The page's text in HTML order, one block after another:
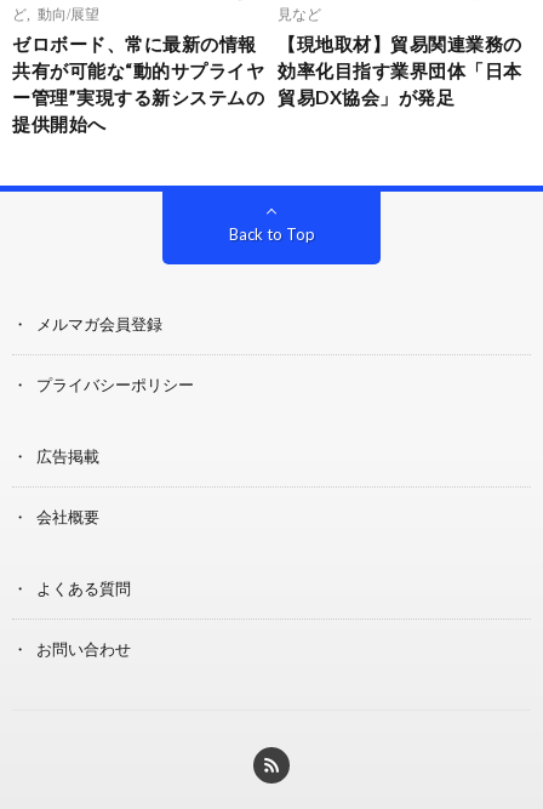
ど
動向/展望
ゼロボード、常に最新の情報
共有が可能な“動的サプライヤ
ー管理”実現する新システムの
提供開始へ
見など
【現地取材】貿易関連業務の
効率化目指す業界団体「日本
貿易DX協会」が発足
Back to Top
メルマガ会員登録
プライバシーポリシー
広告掲載
会社概要
よくある質問
お問い合わせ